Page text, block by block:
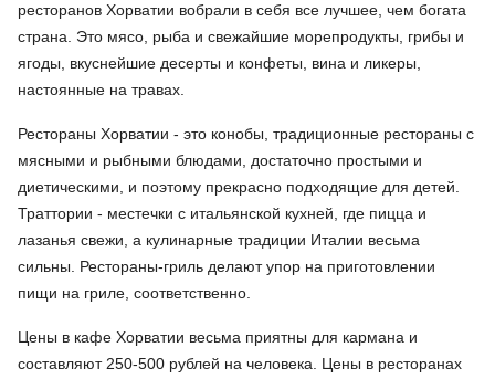
ресторанов Хорватии вобрали в себя все лучшее, чем богата
страна. Это мясо, рыба и свежайшие морепродукты, грибы и
ягоды, вкуснейшие десерты и конфеты, вина и ликеры,
настоянные на травах.
Рестораны Хорватии - это конобы, традиционные рестораны с
мясными и рыбными блюдами, достаточно простыми и
диетическими, и поэтому прекрасно подходящие для детей.
Траттории - местечки с итальянской кухней, где пицца и
лазанья свежи, а кулинарные традиции Италии весьма
сильны. Рестораны-гриль делают упор на приготовлении
пищи на гриле, соответственно.
Цены в кафе Хорватии весьма приятны для кармана и
составляют 250-500 рублей на человека. Цены в ресторанах